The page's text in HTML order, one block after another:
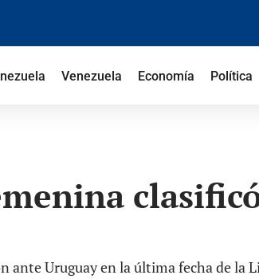
Venezuela Economía Política
ante Uruguay en la última fecha de la